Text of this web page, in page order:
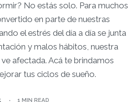
No estás solo. Para muchos
en parte de nuestras
el estrés del día a día se junta
y malos hábitos, nuestra
afectada. Acá te brindamos
tus ciclos de sueño.
1 MIN READ